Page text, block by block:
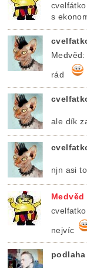
s
rád
ale dík
njn asi
Medvěd
nejvíc
podlaha